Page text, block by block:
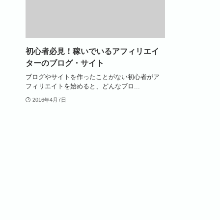
初心者必見！稼いでいるアフィリエイ
ターのブログ・サイト
ブログやサイトを作ったことがない初心者がア
フィリエイトを始めると、どんなブロ...
2016年4月7日